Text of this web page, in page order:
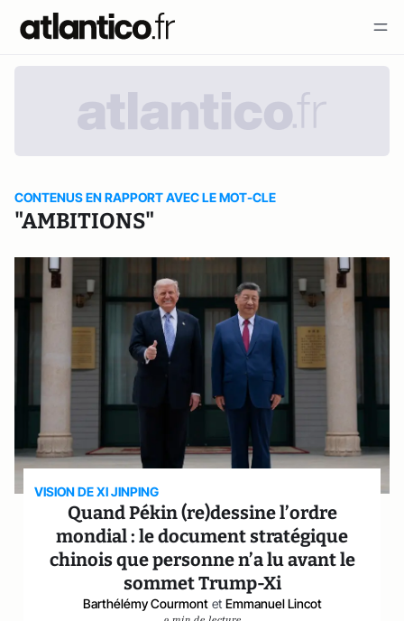
CONTENUS EN RAPPORT AVEC LE MOT-CLE
"AMBITIONS"
VISION DE XI JINPING
Quand Pékin (re)dessine l’ordre
mondial : le document stratégique
chinois que personne n’a lu avant le
sommet Trump-Xi
Barthélémy Courmont et Emmanuel Lincot